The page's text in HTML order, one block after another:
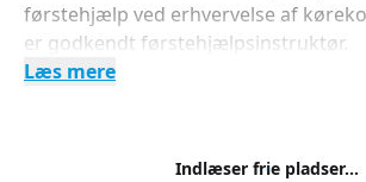
førstehjælp ved erhvervelse af
er godkendt førstehjælpsinstruktør.
Læs mere
Indlæser frie pladser...